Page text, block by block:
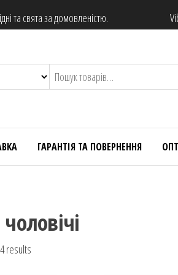
та свята за домовленістю.
ГАРАНТІЯ ТА ПОВЕРНЕННЯ
results